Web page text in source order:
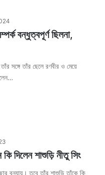
বন্ধুত্বপূর্ণ ছিলনা,
সঙ্গে তাঁর ছেলে রণবীর ও মেয়ে
দিলেন শাশুড়ি নীতু সিং
বন্যায়। তবে তাঁর শাশুড়ি তাঁকে কি